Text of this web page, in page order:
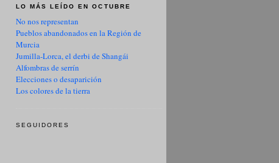
LO MÁS LEÍDO EN OCTUBRE
No nos representan
Pueblos abandonados en la Región de
Murcia
Jumilla-Lorca, el derbi de Shangái
Alfombras de serrín
Elecciones o desaparición
Los colores de la tierra
SEGUIDORES